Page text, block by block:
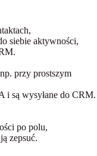
siebie aktywności,
przy prostszym
i są wysyłane do CRM.
po polu,
zepsuć.